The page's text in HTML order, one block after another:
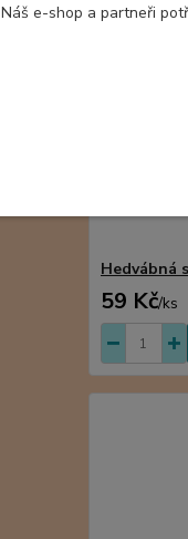
Hedvábná
59 Kč/ks
Náš e-shop a partneři